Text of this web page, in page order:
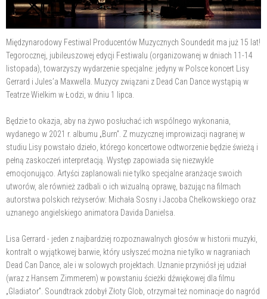
Międzynarodowy Festiwal Producentów Muzycznych Soundedit ma już 15 lat!
Tegorocznej, jubileuszowej edycji Festiwalu (organizowanej w dniach 11-14
listopada), towarzyszy wydarzenie specjalne: jedyny w Polsce koncert Lisy
Gerrard i Jules’a Maxwella. Muzycy związani z Dead Can Dance wystąpią w
Teatrze Wielkim w Łodzi, w dniu 1 lipca.
Będzie to okazja, aby na żywo posłuchać ich wspólnego wykonania,
wydanego w 2021 r. albumu „Burn”. Z muzycznej improwizacji nagranej w
studiu Lisy powstało dzieło, którego koncertowe odtworzenie będzie świeżą i
pełną zaskoczeń interpretacją. Występ zapowiada się niezwykle
emocjonująco. Artyści zaplanowali nie tylko specjalne aranżacje swoich
utworów, ale również zadbali o ich wizualną oprawę, bazując na filmach
autorstwa polskich reżyserów: Michała Sosny i Jacoba Chelkowskiego oraz
uznanego angielskiego animatora Davida Danielsa.
Lisa Gerrard - jeden z najbardziej rozpoznawalnych głosów w historii muzyki,
kontralt o wyjątkowej barwie, który usłyszeć można nie tylko w nagraniach
Dead Can Dance, ale i w solowych projektach. Uznanie przyniósł jej udział
(wraz z Hansem Zimmerem) w powstaniu ścieżki dźwiękowej dla filmu
„Gladiator”. Soundtrack zdobył Złoty Glob, otrzymał też nominacje do nagród